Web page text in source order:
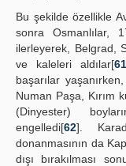
Bu şekilde özellikle
sonra Osmanlılar,
ilerleyerek, Belgrad,
ve kaleleri aldılar[61
başarılar
Numan Paşa, Kırım
(Dinyester)
engelledi[62].
donanmasının da
dışı bırakılması